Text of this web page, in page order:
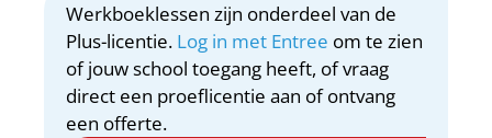
Werkboeklessen zijn onderdeel van de
Plus-licentie. Log in met Entree om te zien
of jouw school toegang heeft, of vraag
direct een proeflicentie aan of ontvang
een offerte.